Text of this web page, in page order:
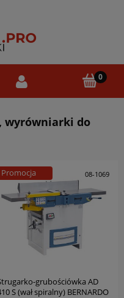
wyrówniarki do
08-1069
grubościówka AD
S (wał spiralny) BERNARDO
Promocja